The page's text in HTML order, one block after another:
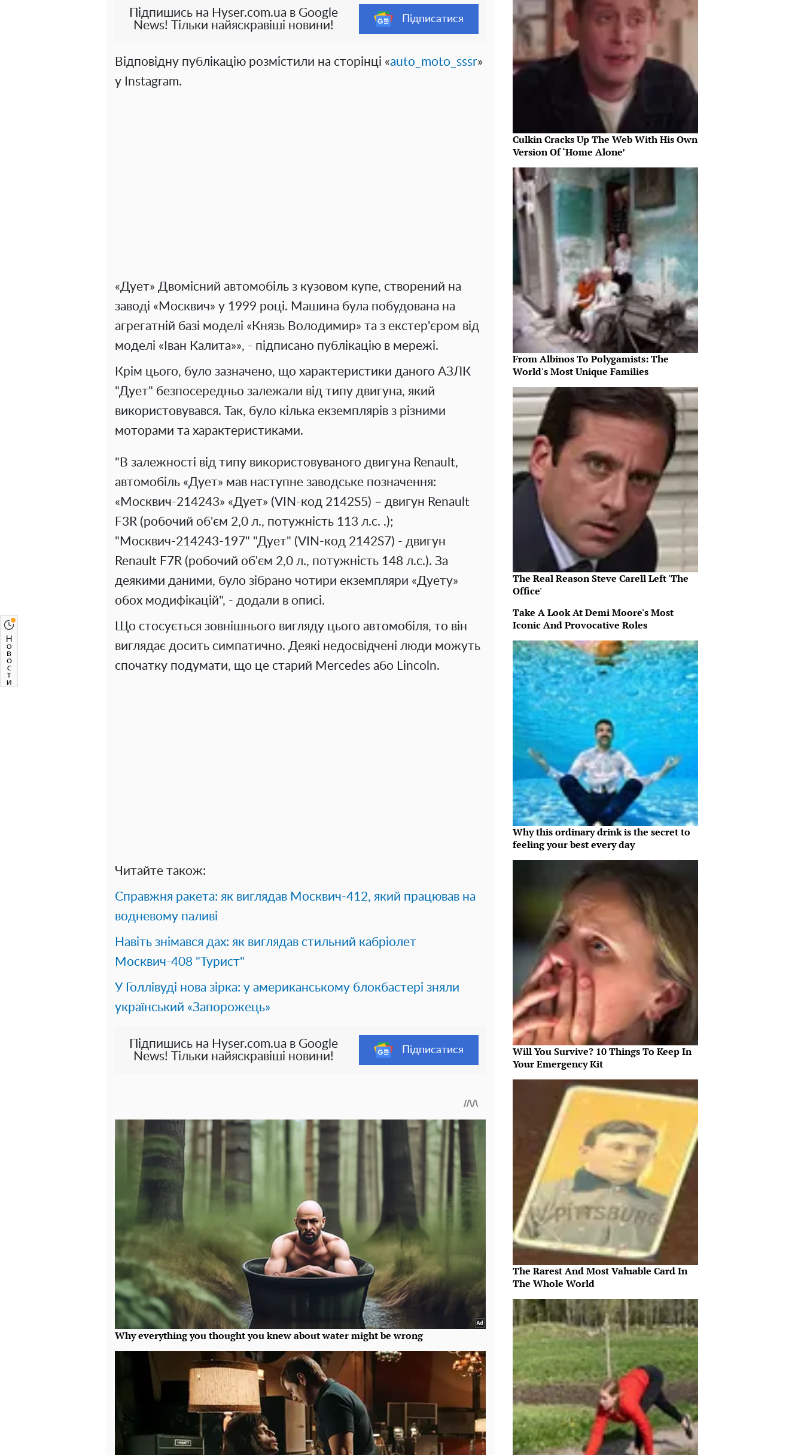
Підпишись на Hyser.com.ua в Google
News! Тільки найяскравіші новини!
Підписатися
Відповідну публікацію розмістили на сторінці «auto_moto_sssr»
у Instagram.
«Дует» Двомісний автомобіль з кузовом купе, створений на
заводі «Москвич» у 1999 році. Машина була побудована на
агрегатній базі моделі «Князь Володимир» та з екстер'єром від
моделі «Іван Калита»», - підписано публікацію в мережі.
Крім цього, було зазначено, що характеристики даного АЗЛК
"Дует" безпосередньо залежали від типу двигуна, який
використовувався. Так, було кілька екземплярів з різними
моторами та характеристиками.
"В залежності від типу використовуваного двигуна Renault,
автомобіль «Дует» мав наступне заводське позначення:
«Москвич-214243» «Дует» (VIN-код 2142S5) – двигун Renault
F3R (робочий об'єм 2,0 л., потужність 113 л.с. .);
"Москвич-214243-197" "Дует" (VIN-код 2142S7) - двигун
Renault F7R (робочий об'єм 2,0 л., потужність 148 л.с.). За
деякими даними, було зібрано чотири екземпляри «Дуету»
обох модифікацій", - додали в описі.
Що стосується зовнішнього вигляду цього автомобіля, то він
виглядає досить симпатично. Деякі недосвідчені люди можуть
спочатку подумати, що це старий Mercedes або Lincoln.
Читайте також:
Справжня ракета: як виглядав Москвич-412, який працював на
водневому паливі
Навіть знімався дах: як виглядав стильний кабріолет
Москвич-408 "Турист"
У Голлівуді нова зірка: у американському блокбастері зняли
український «Запорожець»
Підпишись на Hyser.com.ua в Google
News! Тільки найяскравіші новини!
Підписатися
Culkin Cracks Up The Web With His Own
Version Of ‘Home Alone’
From Albinos To Polygamists: The
World's Most Unique Families
The Real Reason Steve Carell Left 'The
Office'
Take A Look At Demi Moore's Most
Iconic And Provocative Roles
Why this ordinary drink is the secret to
feeling your best every day
Will You Survive? 10 Things To Keep In
Your Emergency Kit
The Rarest And Most Valuable Card In
The Whole World